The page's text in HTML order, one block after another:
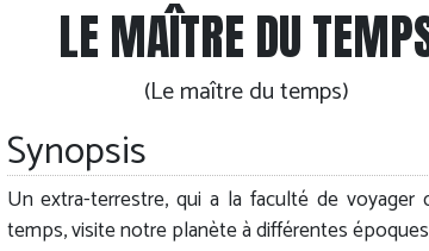
LE MAÎTRE DU
(Le maître du temps)
Synopsis
Un extra-terrestre, qui a la faculté de voyager
temps, visite notre planète à différentes